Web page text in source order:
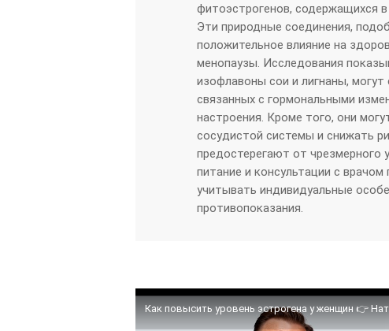
фитоэстрогенов, содержащихся в
Эти природные соединения,
положительное влияние на
менопаузы. Исследования
изофлавоны сои и лигнаны,
связанных с гормональными
настроения. Кроме того, они
сосудистой системы и снижать
предостерегают от чрезмерного
питание и консультации с
учитывать индивидуальные
противопоказания.
Как повысить уровень эстрогена у женщин 👉